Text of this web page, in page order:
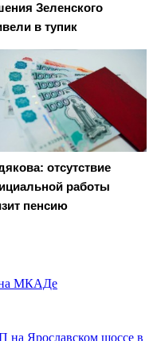
Зеленского
в тупик
отсутствие
работы
пенсию
на МКАДе
на Ярославском шоссе в